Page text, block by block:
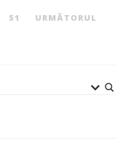
51 URMĂTORUL